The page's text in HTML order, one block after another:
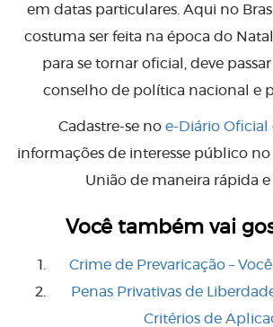
em datas particulares. Aqui no
costuma ser feita na época do
para se tornar oficial, deve
conselho de política nacional e
Cadastre-se no e-Diário Oficial
informações de interesse público
União de maneira rápida e
Você também vai
Crime de Prevaricação –
Penas Privativas de
Critérios de